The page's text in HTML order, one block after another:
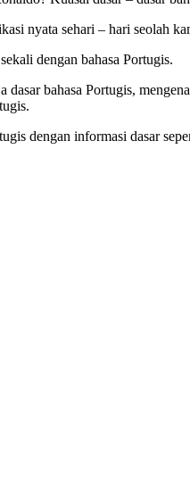
nyata sehari – hari seolah
dengan bahasa Portugis.
bahasa Portugis,
dengan informasi dasar